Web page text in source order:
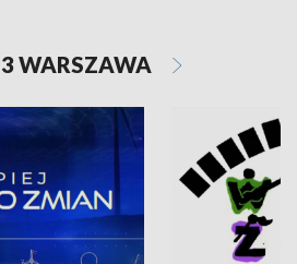
WARSZAWA